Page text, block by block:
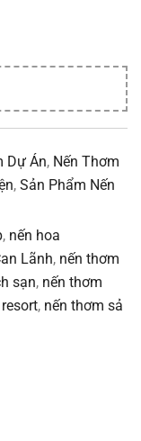
Dự Án, Nến Thơm
, Sản Phẩm Nến
, nến hoa
Lãnh, nến thơm
sạn, nến thơm
, nến thơm sả